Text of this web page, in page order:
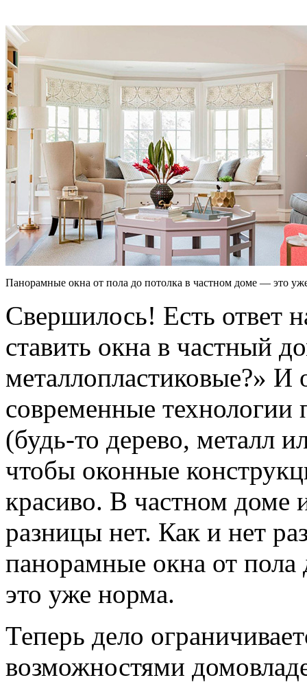
Панорамные окна от пола до потолка в частном доме — это
Свершилось! Есть ответ
ставить окна в частный
металлопластиковые?» И
современные
(будь-то дерево, металл
чтобы оконные
красиво. В частном доме
разницы нет. Как и нет
панорамные окна от
это уже норма.
Теперь дело
возможностями